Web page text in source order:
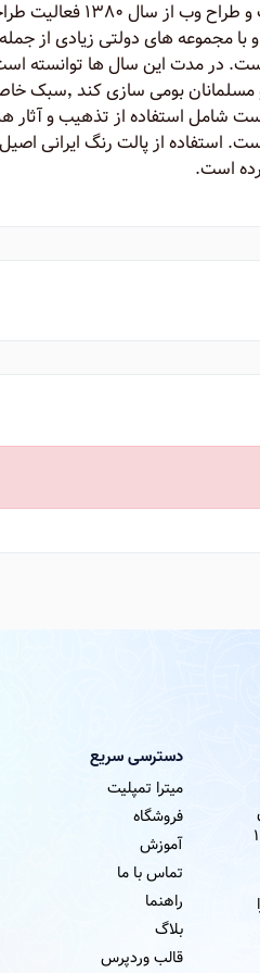
روح الله بلوردی دانش آموخته رشته گرافیک
با مجموعه های دولتی زیادی از
در مدت این سال ها توانسته
سبکی نو در طراحی وب آن را برای ایرانیان و
است شامل استفاده از تذهیب و آثار
استفاده از پالت رنگ ایرانی
است.
باشد که بیش از 11
دسترسی سریع
میترا تمپلیت
فروشگاه
آموزش
تماس با ما
راهنما
بلاگ
قالب وردپرس